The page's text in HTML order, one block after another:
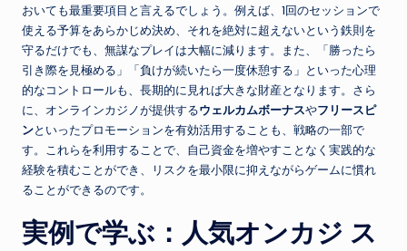
おいても最重要項目と言えるでしょう。例えば、1回のセッションで
使える予算をあらかじめ決め、それを絶対に超えないという鉄則を
守るだけでも、無謀なプレイは大幅に減ります。また、「勝ったら
引き際を見極める」「負けが続いたら一度休憩する」といった心理
的なコントロールも、長期的に見れば大きな財産となります。さら
に、オンラインカジノが提供するウェルカムボーナスやフリースピ
ンといったプロモーションを有効活用することも、戦略の一部で
す。これらを利用することで、自己資金を増やすことなく実践的な
経験を積むことができ、リスクを最小限に抑えながらゲームに慣れ
ることができるのです。
実例で学ぶ：人気オンカジ ス